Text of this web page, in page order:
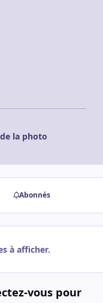
la photo
Abonnés
à afficher.
vous pour